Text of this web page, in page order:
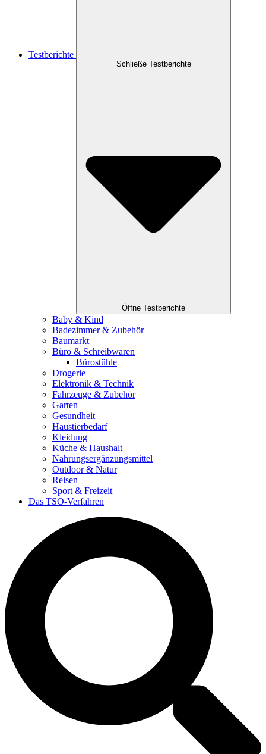
Testberichte
Schließe Testberichte
Öffne Testberichte
Baby & Kind
Badezimmer & Zubehör
Baumarkt
Büro & Schreibwaren
Bürostühle
Drogerie
Elektronik & Technik
Fahrzeuge & Zubehör
Garten
Gesundheit
Haustierbedarf
Kleidung
Küche & Haushalt
Nahrungsergänzungsmittel
Outdoor & Natur
Reisen
Sport & Freizeit
Das TSO-Verfahren